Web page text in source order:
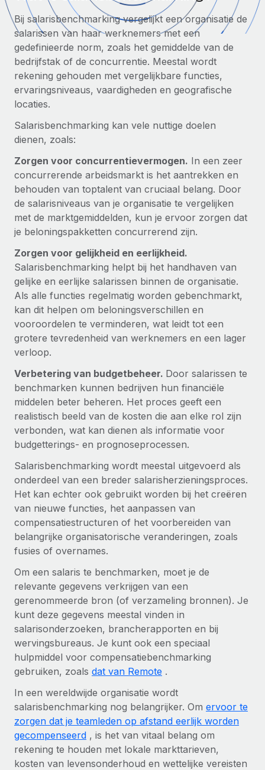
Zzp'ers internationaal onboarden en beheren
Ingewikkelde HR-taken eenvoudig uitbesteden
INFRASTRUCTUUR
Remote Embedded
Platform
Verbinden Nieuw
AI-tools koppelen aan Remote met onze MCP
Integraties
Processen stroomlijnen met essentiële zakelijke tools
DIENSTEN
Vraag een expert
Krijg hulp van global HR- en juridische experts
Achtergrondonderzoek
kandidaten
Compliance Watchtower
Blijf compliance-risico's voor
Apparaatbeheer
Lever en track wereldwijd IT-middelen
Entiteiten oprichten
Stel snel compliant entiteiten op
Mobiliteit en overplaatsing
Plaats werknemers moeiteloos over
Secundaire arbeidsvoorwaarden
beheren
GROEIFASE
Start-ups
Flexibele global HR en payroll solutions voor groeiende
bedrijven
Mid-market
Enterprise
Global HR voor grote bedrijven
WERK MET ONS SAMEN
Strategische technologiepartners
Integreer global HR flexibel in je platform
Een partner worden
Ontdek hoe je met ons kunt samenwerken
Remote Build
Binnenkort beschikbaar
Integraties en advies over AI-automatiseringen
Betalingscalculator voor zzp'ers
Ontdek valuta-opties en betaalsnelheden voor
internationale zzp'ers
LEREN MET REMOTE
Onderzoek en gidsen
HR-woordenlijst
Checklists en templates
Bibliotheek met functiebeschrijvingen
Webinars
Evenementen
Newsroom
Inzicht in salaris en talent
Inzichtencentrum
Support
BLOG
Global Payroll
EOR en PEO
Contractor Management
Belastingen
BLOG
Productupdates van Remote: Gusto- en Xero-
integraties en Contractor Management Plus
Het blijft de missie van Remote om alle soorten bedrijven
te helpen bij het aannemen, beheren en...
Meer informatie
Hoe Phiture 55 werknemers in 19 landen
beheert met Remote
Phiture, een toonaangevende leider in de wereldwijde
mobiele groeiadviessector, zet zich sinds 2016...
Meer informatie
Nederlands
Français
Deutsch
Español
Italiano
Português (Portugal)
日本語
한국어
中文（简体）
Inloggen
Bij salarisbenchmarking vergelijkt een organisatie de
salarissen van haar werknemers met een
gedefinieerde norm, zoals het gemiddelde van de
bedrijfstak of de concurrentie. Meestal wordt
rekening gehouden met vergelijkbare functies,
ervaringsniveaus, vaardigheden en geografische
locaties.
Salarisbenchmarking kan vele nuttige doelen
dienen, zoals:
Zorgen voor concurrentievermogen. In een zeer
concurrerende arbeidsmarkt is het aantrekken en
behouden van toptalent van cruciaal belang. Door
de salarisniveaus van je organisatie te vergelijken
met de marktgemiddelden, kun je ervoor zorgen dat
je beloningspakketten concurrerend zijn.
Zorgen voor gelijkheid en eerlijkheid.
Salarisbenchmarking helpt bij het handhaven van
gelijke en eerlijke salarissen binnen de organisatie.
Als alle functies regelmatig worden gebenchmarkt,
kan dit helpen om beloningsverschillen en
vooroordelen te verminderen, wat leidt tot een
grotere tevredenheid van werknemers en een lager
verloop.
Verbetering van budgetbeheer. Door salarissen te
benchmarken kunnen bedrijven hun financiële
middelen beter beheren. Het proces geeft een
realistisch beeld van de kosten die aan elke rol zijn
verbonden, wat kan dienen als informatie voor
budgetterings- en prognoseprocessen.
Salarisbenchmarking wordt meestal uitgevoerd als
onderdeel van een breder salarisherzieningsproces.
Het kan echter ook gebruikt worden bij het creëren
van nieuwe functies, het aanpassen van
compensatiestructuren of het voorbereiden van
belangrijke organisatorische veranderingen, zoals
fusies of overnames.
Om een salaris te benchmarken, moet je de
relevante gegevens verkrijgen van een
gerenommeerde bron (of verzameling bronnen). Je
kunt deze gegevens meestal vinden in
salarisonderzoeken, brancherapporten en bij
wervingsbureaus. Je kunt ook een speciaal
hulpmiddel voor compensatiebenchmarking
gebruiken, zoals dat van Remote .
In een wereldwijde organisatie wordt
salarisbenchmarking nog belangrijker. Om ervoor te
zorgen dat je teamleden op afstand eerlijk worden
gecompenseerd , is het van vitaal belang om
rekening te houden met lokale markttarieven,
kosten van levensonderhoud en wettelijke vereisten